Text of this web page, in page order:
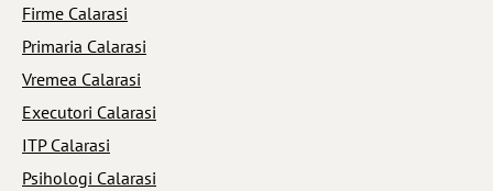
Firme Calarasi
Primaria Calarasi
Vremea Calarasi
Executori Calarasi
ITP Calarasi
Psihologi Calarasi